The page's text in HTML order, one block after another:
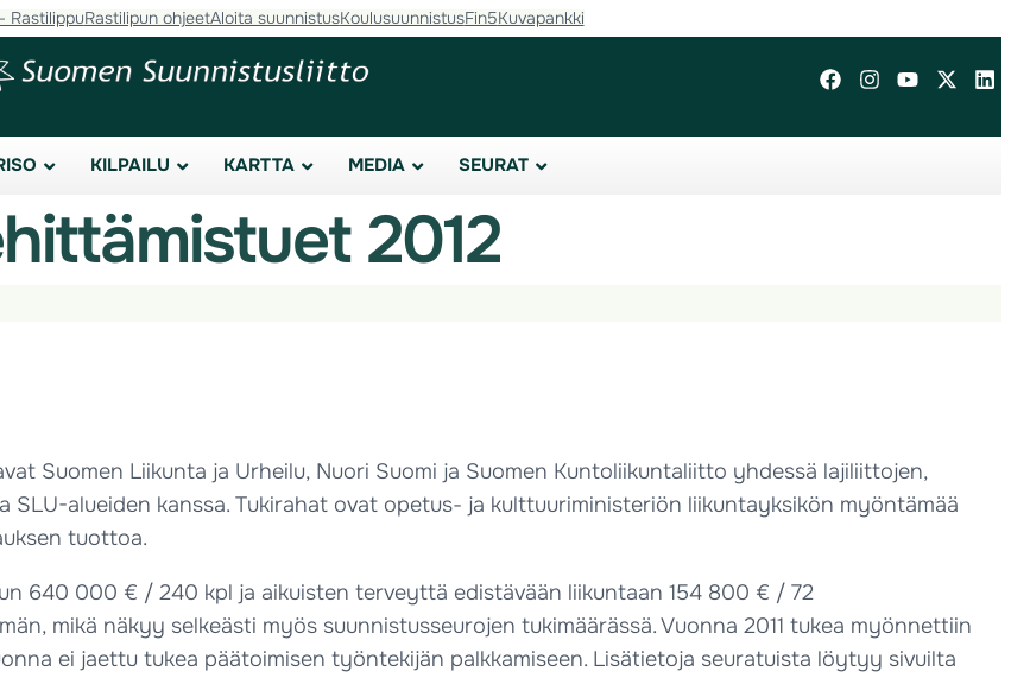
RastilippuRastilipun ohjeetAloita suunnistusKoulusuunnistusFin5Kuvapankki
KILPAILU KARTTA MEDIA SEURAT
2012
Suomen Liikunta ja Urheilu, Nuori Suomi ja Suomen Kuntoliikuntaliitto yhdessä lajiliittojen,
SLU-alueiden kanssa. Tukirahat ovat opetus- ja kulttuuriministeriön liikuntayksikön myöntämää
tuottoa.
640 000 € / 240 kpl ja aikuisten terveyttä edistävään liikuntaan 154 800 € / 72
mikä näkyy selkeästi myös suunnistusseurojen tukimäärässä. Vuonna 2011 tukea myönnettiin
ei jaettu tukea päätoimisen työntekijän palkkamiseen. Lisätietoja seuratuista löytyy sivuilta